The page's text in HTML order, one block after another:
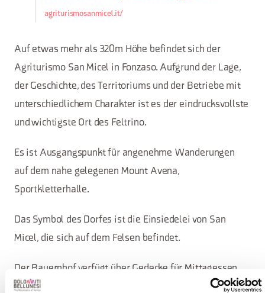
agriturismosanmicel.it/
Auf etwas mehr als 320m Höhe befindet sich der
Agriturismo San Micel in Fonzaso. Aufgrund der Lage,
der Geschichte, des Territoriums und der Betriebe mit
unterschiedlichem Charakter ist es der eindrucksvollste
und wichtigste Ort des Feltrino.
Es ist Ausgangspunkt für angenehme Wanderungen
auf dem nahe gelegenen Mount Avena,
Sportkletterhalle.
Das Symbol des Dorfes ist die Einsiedelei von San
Micel, die sich auf dem Felsen befindet.
Der Bauernhof verfügt über Gedecke für Mittagessen,
Abendessen und Snacks sowie den Verkauf von